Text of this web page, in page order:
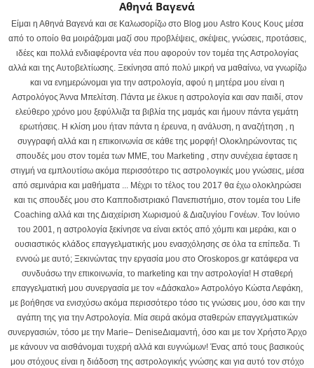
Αθηνά Βαγενά
Είμαι η Αθηνά Βαγενά και σε Καλωσορίζω στο Blog μου Astro Κους Κους μέσα
από το οποίο θα μοιράζομαι μαζί σου προβλέψεις, σκέψεις, γνώσεις, προτάσεις,
ιδέες και πολλά ενδιαφέροντα νέα που αφορούν τον τομέα της Αστρολογίας
αλλά και της Αυτοβελτίωσης. Ξεκίνησα από πολύ μικρή να μαθαίνω, να γνωρίζω
και να ενημερώνομαι για την αστρολογία, αφού η μητέρα μου είναι η
Αστρολόγος Άννα Μπελίτση. Πάντα με έλκυε η αστρολογία και σαν παιδί, στον
ελεύθερο χρόνο μου ξεφύλλιζα τα βιβλία της μαμάς και ήμουν πάντα γεμάτη
ερωτήσεις. Η κλίση μου ήταν πάντα η έρευνα, η ανάλυση, η αναζήτηση , η
συγγραφή αλλά και η επικοινωνία σε κάθε της μορφή! Ολοκληρώνοντας τις
σπουδές μου στον τομέα των ΜΜΕ, του Marketing , στην συνέχεια έφτασε η
στιγμή να εμπλουτίσω ακόμα περισσότερο τις αστρολογικές μου γνώσεις, μέσα
από σεμινάρια και μαθήματα ... Μέχρι το τέλος του 2017 θα έχω ολοκληρώσει
και τις σπουδές μου στο Καπποδιστριακό Πανεπιστήμιο, στον τομέα του Life
Coaching αλλά και της Διαχείριση Χωρισμού & Διαζυγίου Γονέων. Τον Ιούνιο
του 2001, η αστρολογία ξεκίνησε να είναι εκτός από χόμπι και μεράκι, και ο
ουσιαστικός κλάδος επαγγελματικής μου ενασχόλησης σε όλα τα επίπεδα. Τι
εννοώ με αυτό; Ξεκινώντας την εργασία μου στο Oroskopos.gr κατάφερα να
συνδυάσω την επικοινωνία, το marketing και την αστρολογία! Η σταθερή
επαγγελματική μου συνεργασία με τον «Δάσκαλο» Αστρολόγο Κώστα Λεφάκη,
με βοήθησε να ενισχύσω ακόμα περισσότερο τόσο τις γνώσεις μου, όσο και την
αγάπη της για την Αστρολογία. Μία σειρά ακόμα σταθερών επαγγελματικών
συνεργασιών, τόσο με την Marie– DeniseΔιαμαντή, όσο και με τον Χρήστο Άρχο
με κάνουν να αισθάνομαι τυχερή αλλά και ευγνώμων! Ένας από τους βασικούς
μου στόχους είναι η διάδοση της αστρολογικής γνώσης και για αυτό τον στόχο